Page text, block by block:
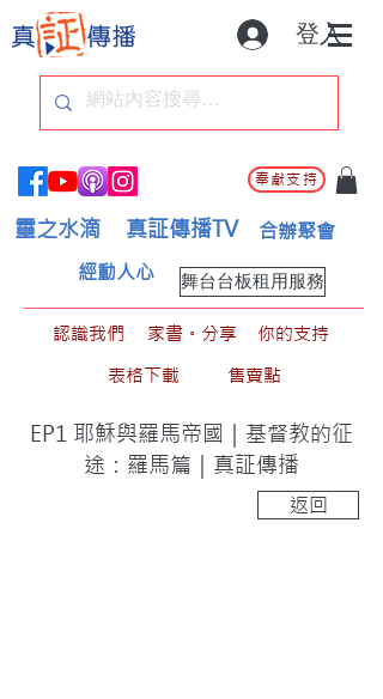
登入
奉獻支持
靈之水滴 真証傳播TV 合辦聚會
舞台台板租用服務
經動人心
認識我們 家書。分享
你的支持
表格下載
售賣點
EP1 耶穌與羅馬帝國｜基督教的征
途：羅馬篇｜真証傳播
返回